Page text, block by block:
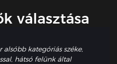
választása
alsóbb kategóriás széke,
hátsó felünk által